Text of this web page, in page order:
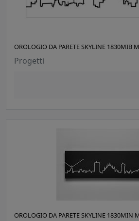
OROLOGIO DA PARETE SKYLINE 1830MIB
Progetti
OROLOGIO DA PARETE SKYLINE 1830MIN